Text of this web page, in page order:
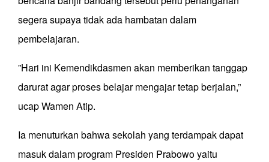
segera supaya tidak ada hambatan dalam
pembelajaran.
”Hari ini Kemendikdasmen akan memberikan tanggap
darurat agar proses belajar mengajar tetap berjalan,”
ucap Wamen Atip.
Ia menuturkan bahwa sekolah yang terdampak dapat
masuk dalam program Presiden Prabowo yaitu